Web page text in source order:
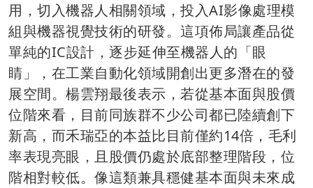
用，切入機器人相關領域，投入AI影像處理模
組與機器視覺技術的研發。這項佈局讓產品從
單純的IC設計，逐步延伸至機器人的「眼
睛」，在工業自動化領域開創出更多潛在的發
展空間。楊雲翔最後表示，若從基本面與股價
位階來看，目前同族群不少公司都已陸續創下
新高，而禾瑞亞的本益比目前僅約14倍，毛利
率表現亮眼，且股價仍處於底部整理階段，位
階相對較低。像這類兼具穩健基本面與未來成